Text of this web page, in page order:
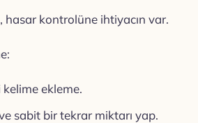
kontrolüne ihtiyacın var.
ekleme.
sabit bir tekrar miktarı yap.